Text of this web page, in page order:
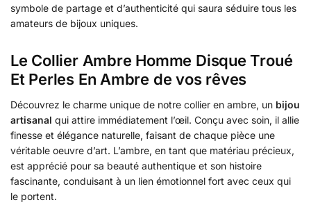
symbole de partage et d’authenticité qui saura séduire tous les
amateurs de bijoux uniques.
Le Collier Ambre Homme Disque Troué
Et Perles En Ambre de vos rêves
Découvrez le charme unique de notre collier en ambre, un bijou
artisanal qui attire immédiatement l’œil. Conçu avec soin, il allie
finesse et élégance naturelle, faisant de chaque pièce une
véritable oeuvre d’art. L’ambre, en tant que matériau précieux,
est apprécié pour sa beauté authentique et son histoire
fascinante, conduisant à un lien émotionnel fort avec ceux qui
le portent.